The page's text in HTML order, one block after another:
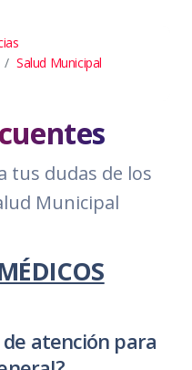
Salud Municipal
tus dudas de los
Municipal
atención para